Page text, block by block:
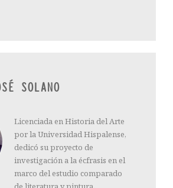
SOLANO
Licenciada en Historia del Arte
por la Universidad Hispalense,
dedicó su proyecto de
investigación a la écfrasis en el
marco del estudio comparado